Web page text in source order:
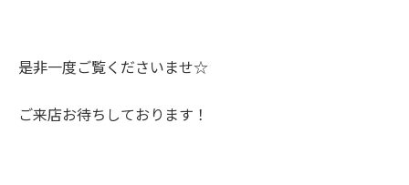
是非一度ご覧くださいませ☆
ご来店お待ちしております！